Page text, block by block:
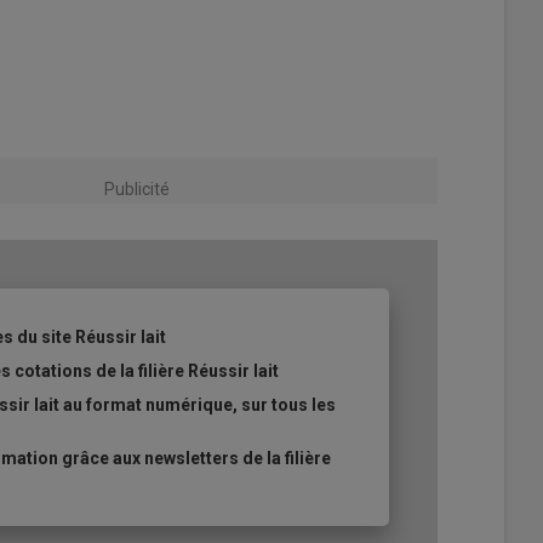
Publicité
du site Réussir lait
cotations de la filière Réussir lait
lait au format numérique, sur tous les
grâce aux newsletters de la filière